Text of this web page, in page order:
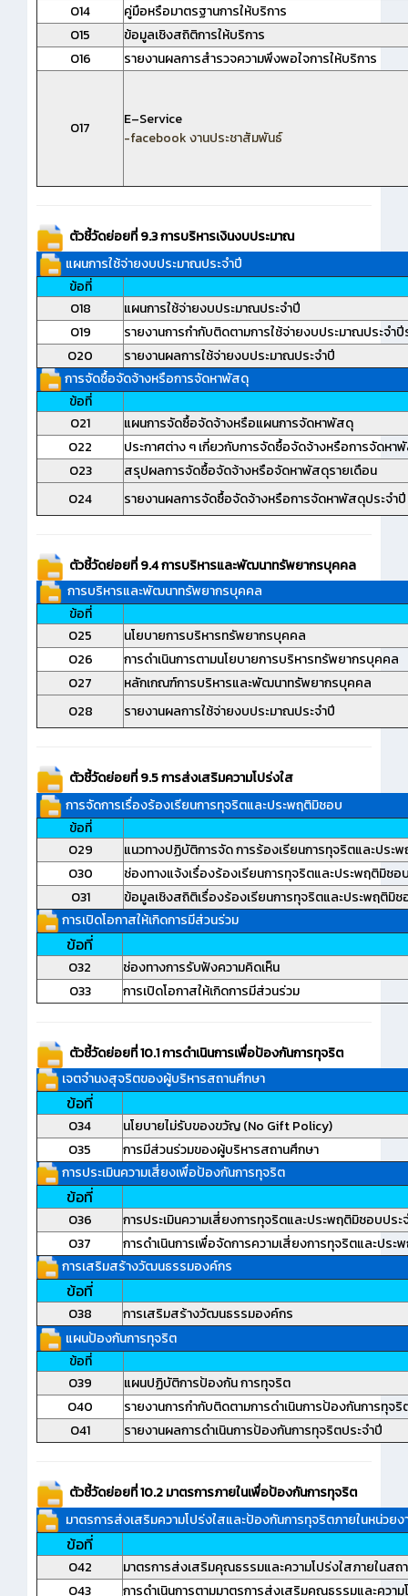
O14
คู่มือหรือมาตรฐานการให้บริการ
O15
ข้อมูลเชิงสถิติการให้บริการ
O16
รายงานผลการสำรวจความพึงพอใจการให้บริการ
O17
E–Service
-facebook งานประชาสัมพันธ์
ตัวชี้วัดย่อยที่ 9.3 การบริหารเงินงบประมาณ
แผนการใช้จ่ายงบประมาณประจำปี
ข้อที่
O18
แผนการใช้จ่ายงบประมาณประจำปี
O19
รายงานการกำกับติดตามการใช้จ่ายงบประมาณประจำ
O20
รายงานผลการใช้จ่ายงบประมาณประจำปี
การจัดซื้อจัดจ้างหรือการจัดหาพัสดุ
ข้อที่
O21
แผนการจัดซื้อจัดจ้างหรือแผนการจัดหาพัสดุ
O22
ประกาศต่าง ๆ เกี่ยวกับการจัดซื้อจัดจ้างหรือการจัดหา
O23
สรุปผลการจัดซื้อจัดจ้างหรือจัดหาพัสดุรายเดือน
O24
รายงานผลการจัดซื้อจัดจ้างหรือการจัดหาพัสดุประจำปี
ตัวชี้วัดย่อยที่ 9.4 การบริหารและพัฒนาทรัพยากรบุคคล
การบริหารและพัฒนาทรัพยากรบุคคล
ข้อที่
O25
นโยบายการบริหารทรัพยากรบุคคล
O26
การดำเนินการตามนโยบายการบริหารทรัพยากรบุคคล
O27
หลักเกณฑ์การบริหารและพัฒนาทรัพยากรบุคคล
O28
รายงานผลการใช้จ่ายงบประมาณประจำปี
ตัวชี้วัดย่อยที่ 9.5 การส่งเสริมความโปร่งใส
การจัดการเรื่องร้องเรียนการทุจริตและประพฤติมิชอบ
ข้อที่
O29
แนวทางปฏิบัติการจัด การร้องเรียนการทุจริตและประ
O30
ช่องทางแจ้งเรื่องร้องเรียนการทุจริตและประพฤติมิชอ
O31
ข้อมูลเชิงสถิติเรื่องร้องเรียนการทุจริตและประพฤติมิช
การเปิดโอกาสให้เกิดการมีส่วนร่วม
ข้อที่
O32
ช่องทางการรับฟังความคิดเห็น
O33
การเปิดโอกาสให้เกิดการมีส่วนร่วม
ตัวชี้วัดย่อยที่ 10.1 การดำเนินการเพื่อป้องกันการทุจริต
เจตจำนงสุจริตของผู้บริหารสถานศึกษา
ข้อที่
O34
นโยบายไม่รับของขวัญ (No Gift Policy)
O35
การมีส่วนร่วมของผู้บริหารสถานศึกษา
การประเมินความเสี่ยงเพื่อป้องกันการทุจริต
ข้อที่
O36
การประเมินความเสี่ยงการทุจริตและประพฤติมิชอบประ
O37
การดำเนินการเพื่อจัดการความเสี่ยงการทุจริตและประ
การเสริมสร้างวัฒนธรรมองค์กร
ข้อที่
O38
การเสริมสร้างวัฒนธรรมองค์กร
แผนป้องกันการทุจริต
ข้อที่
O39
แผนปฏิบัติการป้องกัน การทุจริต
O40
รายงานการกำกับติดตามการดำเนินการป้องกันการทุจ
O41
รายงานผลการดำเนินการป้องกันการทุจริตประจำปี
ตัวชี้วัดย่อยที่ 10.2 มาตรการภายในเพื่อป้องกันการทุจริต
มาตรการส่งเสริมความโปร่งใสและป้องกันการทุจริตภายในหน่วยง
ข้อที่
O42
มาตรการส่งเสริมคุณธรรมและความโปร่งใสภายในสถ
O43
การดำเนินการตามมาตรการส่งเสริมคุณธรรมและควา